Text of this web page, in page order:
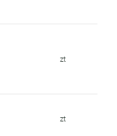
zt
zt